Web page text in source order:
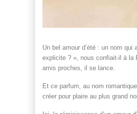
Un bel amour d’été : un nom
explicite ? », nous confiait-il à la
amis proches, il se lance.
Et ce parfum, au nom
créer pour plaire au plus grand